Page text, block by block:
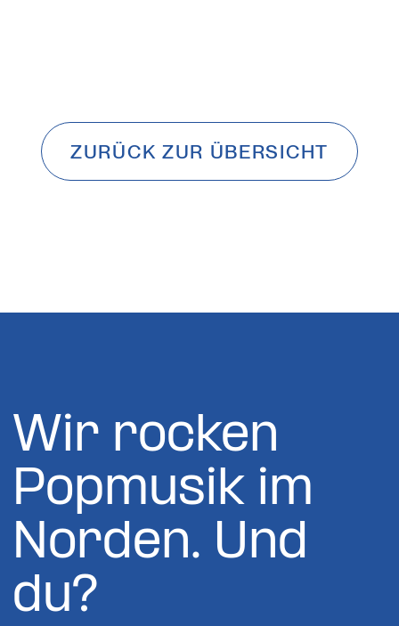
ZURÜCK ZUR ÜBERSICHT
Wir rocken
Popmusik im
Norden. Und
du?